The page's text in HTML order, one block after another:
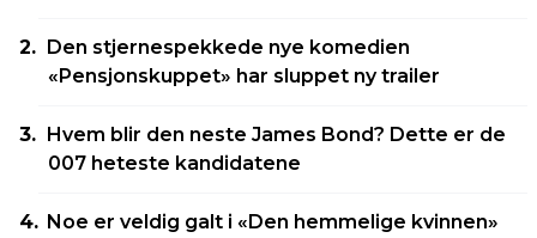
Den stjernespekkede nye komedien
«Pensjonskuppet» har sluppet ny trailer
Hvem blir den neste James Bond? Dette er de
007 heteste kandidatene
Noe er veldig galt i «Den hemmelige kvinnen»